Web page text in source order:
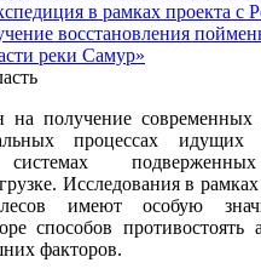
в рамках проекта с
восстановления
реки Самур»
на получение современных
процессах
системах
Исследования в
лесов имеют особую
способов противостоять
факторов.